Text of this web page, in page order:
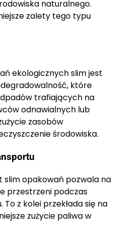
naturalnego.
zalety tego typu
ekologicznych slim jest
które
trafiających na
odnawialnych lub
zasobów
środowiska.
slim opakowań pozwala na
przestrzeni podczas
z kolei przekłada się na
zużycie paliwa w